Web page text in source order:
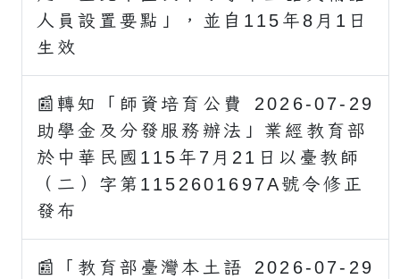
人員設置要點」，並自115年8月1日
生效
2026-07-29
📰轉知「師資培育公費
助學金及分發服務辦法」業經教育部
於中華民國115年7月21日以臺教師
（二）字第1152601697A號令修正
發布
2026-07-29
📰「教育部臺灣本土語